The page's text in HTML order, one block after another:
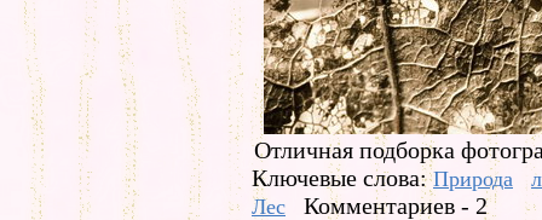
Отличная подборка
Ключевые слова:Природа
Лес
Комментариев - 2